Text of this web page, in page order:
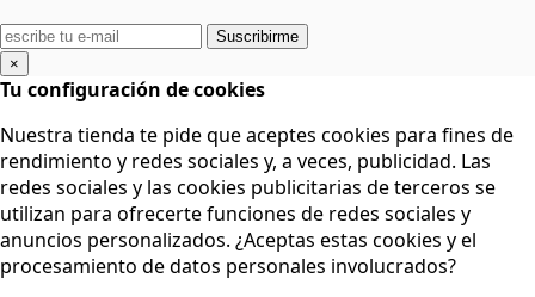
Suscribirme
×
Tu configuración de cookies
Nuestra tienda te pide que aceptes cookies para fines de
rendimiento y redes sociales y, a veces, publicidad. Las
redes sociales y las cookies publicitarias de terceros se
utilizan para ofrecerte funciones de redes sociales y
anuncios personalizados. ¿Aceptas estas cookies y el
procesamiento de datos personales involucrados?